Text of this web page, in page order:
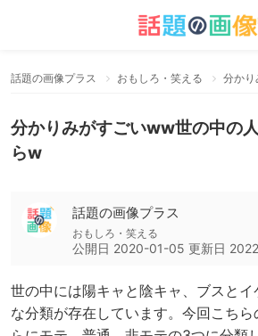
話題の画像プラス おもしろ・笑える
分かりみがすごいww世の中の
らw
話題の画像プラス
おもしろ・笑える
公開日 2020-01-05 更新日
世の中には陽キャと陰キャ、ブスとイ
な分類が存在しています。今回こちら